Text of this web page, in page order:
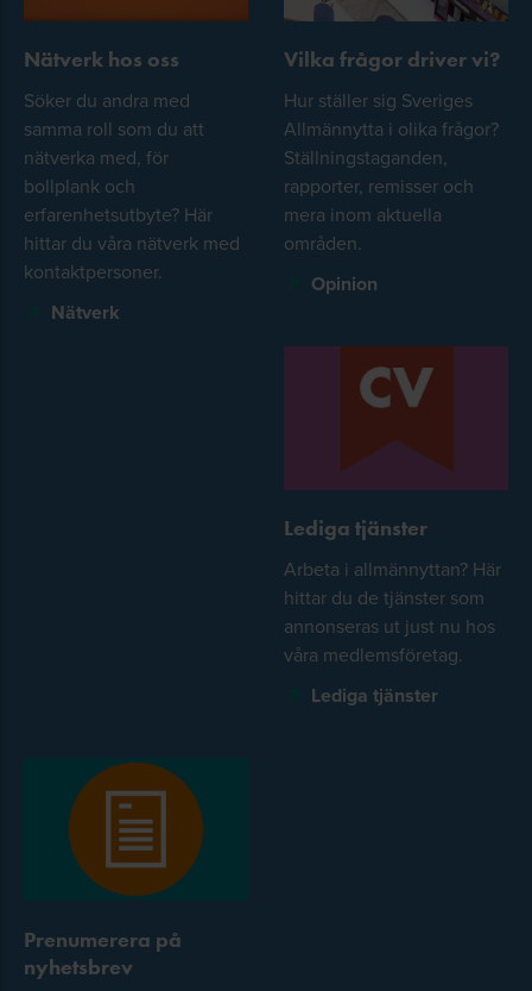
Nätverk hos oss
Söker du andra med
samma roll som du att
nätverka med, för
bollplank och
erfarenhetsutbyte? Här
hittar du våra nätverk med
kontaktpersoner.
Nätverk
Vilka frågor driver vi?
Hur ställer sig Sveriges
Allmännytta i olika frågor?
Ställningstaganden,
rapporter, remisser och
mera inom aktuella
områden.
Opinion
Lediga tjänster
Arbeta i allmännyttan? Här
hittar du de tjänster som
annonseras ut just nu hos
våra medlemsföretag.
Lediga tjänster
Prenumerera på
nyhetsbrev